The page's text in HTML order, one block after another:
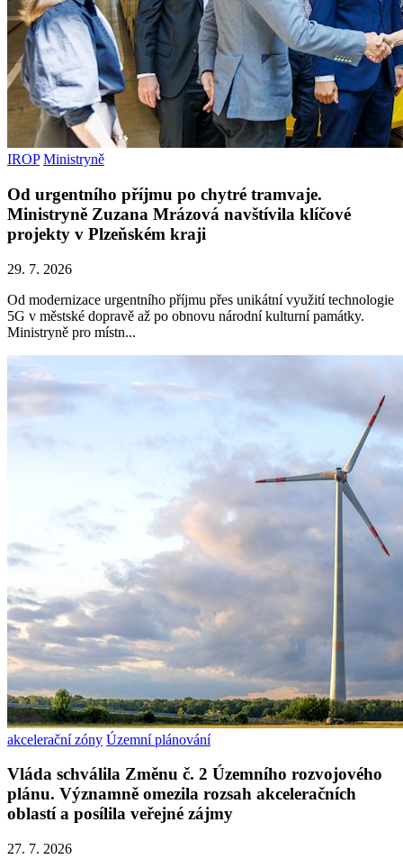
IROP Ministryně
Od urgentního příjmu po chytré tramvaje.
Ministryně Zuzana Mrázová navštívila klíčové
projekty v Plzeňském kraji
29. 7. 2026
Od modernizace urgentního příjmu přes unikátní využití technologie
5G v městské dopravě až po obnovu národní kulturní památky.
Ministryně pro místn...
akcelerační zóny Územní plánování
Vláda schválila Změnu č. 2 Územního rozvojového
plánu. Významně omezila rozsah akceleračních
oblastí a posílila veřejné zájmy
27. 7. 2026